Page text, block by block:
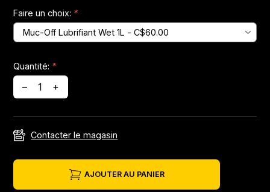
Faire un choix: *
Quantité: *
– +
Contacter le magasin
AJOUTER AU PANIER
Jeux de direction
Guide Chaine